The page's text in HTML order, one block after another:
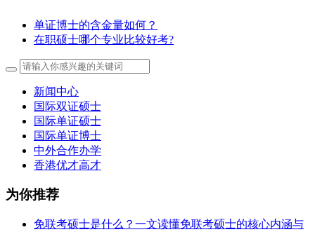
单证博士的含金量如何？
在职硕士哪个专业比较好考?
新闻中心
国际双证硕士
国际单证硕士
国际单证博士
中外合作办学
香港优才高才
为你推荐
免联考硕士是什么？一文读懂免联考硕士的核心内涵与